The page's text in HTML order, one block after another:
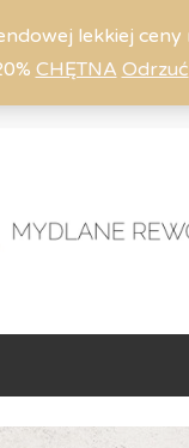
lekkiej ceny
CHĘTNA Odrzuć